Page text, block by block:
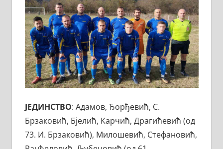
ЈЕДИНСТВО: Адамов, Ђорђевић, С.
Брзаковић, Бјелић, Карчић, Драгићевић (од
73. И. Брзаковић), Милошевић, Стефановић,